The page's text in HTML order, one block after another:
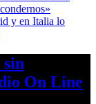
y en Italia lo
On Line